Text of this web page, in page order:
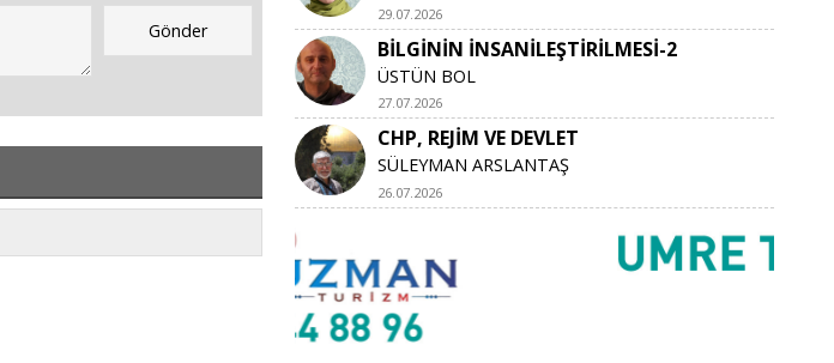
29.07.2026
BİLGİNİN İNSANİLEŞTİRİLMESİ-2
ÜSTÜN BOL
27.07.2026
CHP, REJİM VE DEVLET
SÜLEYMAN ARSLANTAŞ
26.07.2026